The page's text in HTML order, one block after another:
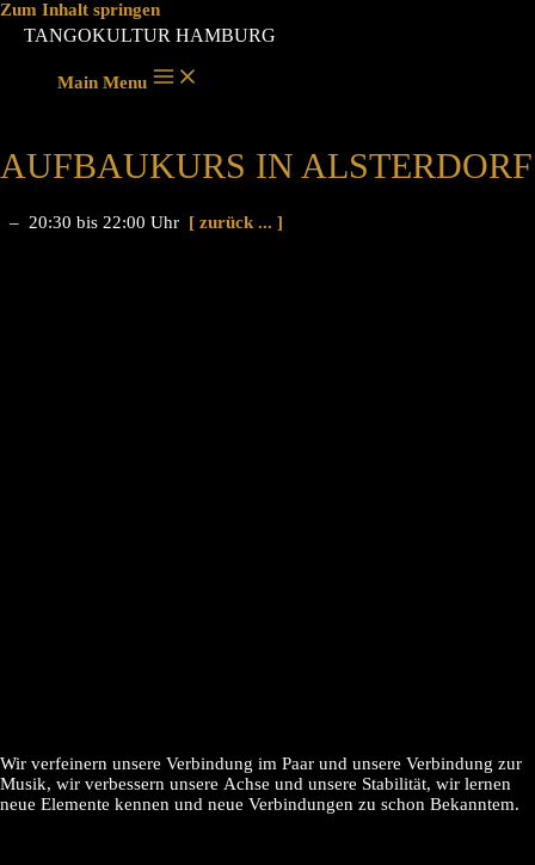
Zum Inhalt springen
TANGOKULTUR HAMBURG
Main Menu
AUFBAUKURS IN ALSTERDORF
– 20:30 bis 22:00 Uhr [ zurück ... ]
Wir verfeinern unsere Verbindung im Paar und unsere Verbindung zur
Musik, wir verbessern unsere Achse und unsere Stabilität, wir lernen
neue Elemente kennen und neue Verbindungen zu schon Bekanntem.